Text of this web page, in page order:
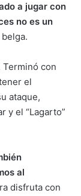
a jugar con
no es un
con
el
ataque,
y el “Lagarto”
al
disfruta con